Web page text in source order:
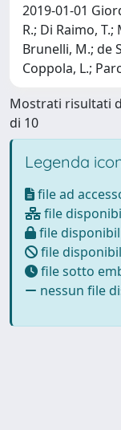
2019-01-01
R.; Di Raimo,
Brunelli, M.; de
Coppola, L.;
Mostrati risultati
di 10
Legenda
file ad
file
file
file
file sotto
nessun file